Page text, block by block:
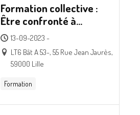
Formation collective :
Être confronté à
l’accompagnement
d’une personne en
situation d’illettrisme
13-09-2023 -
LT6 Bât A 53-, 55 Rue Jean Jaurès,
59000 Lille
Formation